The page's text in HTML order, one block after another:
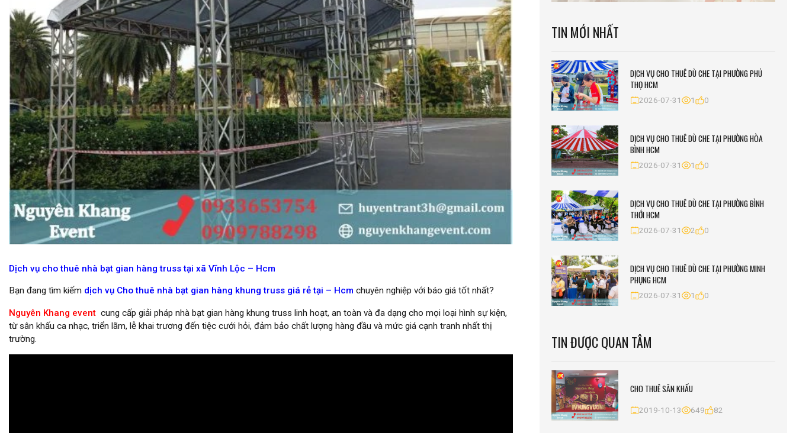
Dịch vụ cho thuê nhà bạt gian hàng truss tại xã Vĩnh Lộc – Hcm
Bạn đang tìm kiếm dịch vụ Cho thuê nhà bạt gian hàng khung truss giá rẻ tại – Hcm chuyên nghiệp với báo giá tốt nhất?
Nguyên Khang event cung cấp giải pháp nhà bạt gian hàng khung truss linh hoạt, an toàn và đa dạng cho mọi loại hình sự kiện,
từ sân khấu ca nhạc, triển lãm, lễ khai trương đến tiệc cưới hỏi, đảm bảo chất lượng hàng đầu và mức giá cạnh tranh nhất thị
trường.
TIN MỚI NHẤT
DỊCH VỤ CHO THUÊ DÙ CHE TẠI PHƯỜNG PHÚ
THỌ HCM
2026-07-31 1 0
DỊCH VỤ CHO THUÊ DÙ CHE TẠI PHƯỜNG HÒA
BÌNH HCM
2026-07-31 1 0
DỊCH VỤ CHO THUÊ DÙ CHE TẠI PHƯỜNG BÌNH
THỚI HCM
2026-07-31 2 0
DỊCH VỤ CHO THUÊ DÙ CHE TẠI PHƯỜNG MINH
PHỤNG HCM
2026-07-31 1 0
TIN ĐƯỢC QUAN TÂM
CHO THUÊ SÂN KHẤU
2019-10-13 649 82